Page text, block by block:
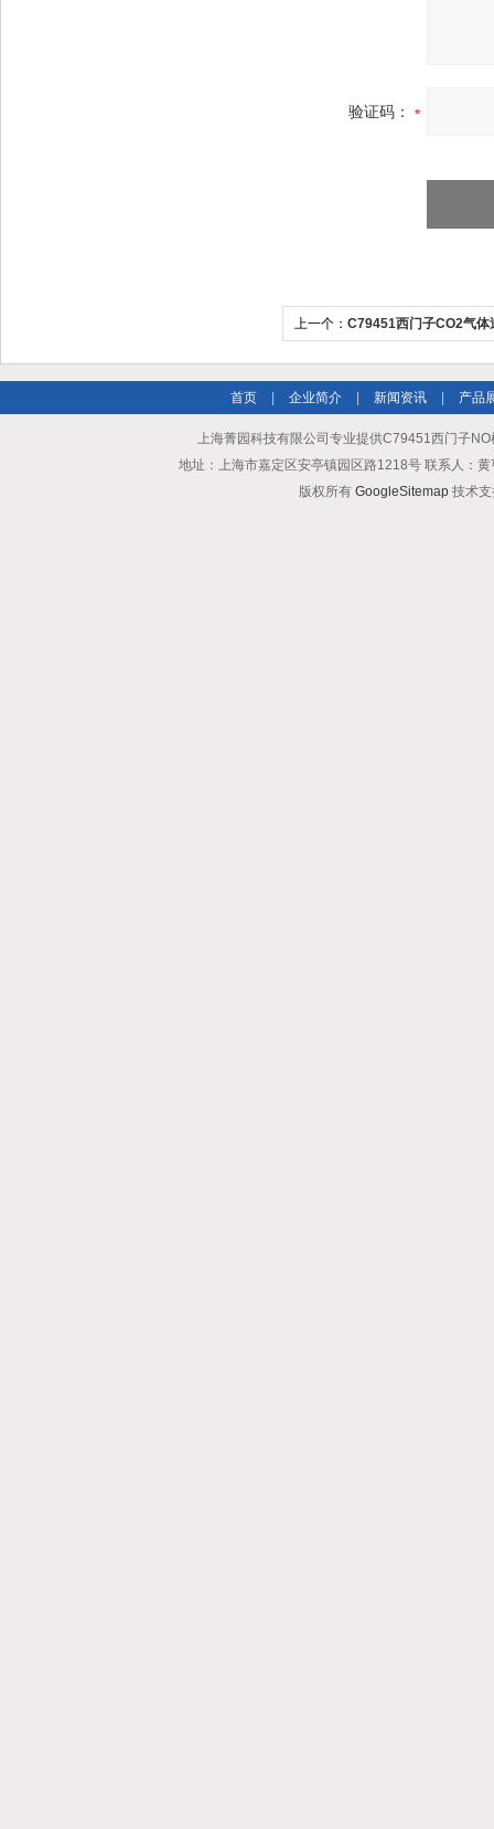
验证码：
上一个： C79451西门子CO2气
首页 企业简介 新闻资讯 产品
上海菁园科技有限公司专业提供C79451西门子
地址：上海市嘉定区安亭镇园区路1218号 联系人：
版权所有 GoogleSitemap技术支